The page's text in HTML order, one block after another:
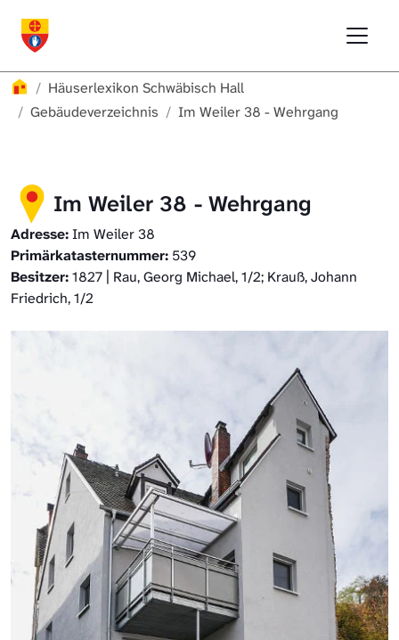
Häuserlexikon
Häuserlexikon Schwäbisch Hall
Gebäudeverzeichnis
Im Weiler 38 - Wehrgang
Im Weiler 38 - Wehrgang
Adresse:Im Weiler 38
Primärkatasternummer: 539
Besitzer:1827 | Rau, Georg Michael, 1/2; Krauß, Johann
Friedrich, 1/2
Häuserlexikon Steinbach
Digitale Nachschlagewerke
Gebäudeverzeichnis